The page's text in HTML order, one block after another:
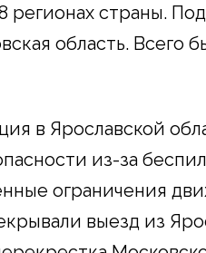
регионах страны.
область. Всего
в Ярославской
из-за
ограничения
выезд из